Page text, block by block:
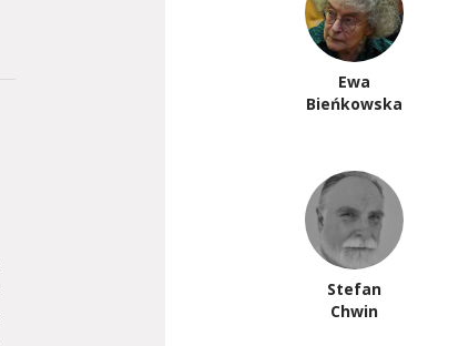
Ewa
Bieńkowska
Stefan
Chwin